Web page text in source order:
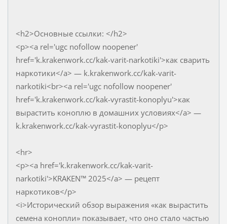
<h2>Основные ссылки: </h2>
<p><a rel='ugc nofollow noopener'
href='k.krakenwork.cc/kak-varit-narkotiki'>как сварить
наркотики</a> — k.krakenwork.cc/kak-varit-
narkotiki<br><a rel='ugc nofollow noopener'
href='k.krakenwork.cc/kak-vyrastit-konoplyu'>как
вырастить коноплю в домашних условиях</a> —
k.krakenwork.cc/kak-vyrastit-konoplyu</p>
<hr>
<p><a href='k.krakenwork.cc/kak-varit-
narkotiki'>KRAKEN™ 2025</a> — рецепт
наркотиков</p>
<i>Исторический обзор выражения «как вырастить
семена конопли» показывает, что оно стало частью